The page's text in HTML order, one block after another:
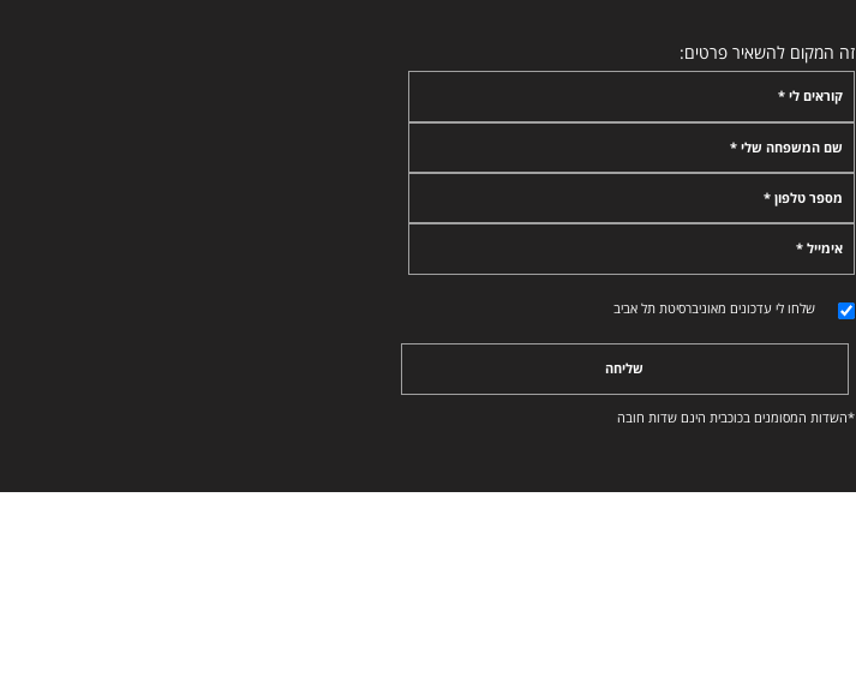
זה המקום להשאיר פרטים:
קוראים לי *
שם המשפחה שלי *
מספר טלפון *
אימייל *
שלחו לי עדכונים מאוניברסיטת תל אביב
שליחה
*השדות המסומנים בכוכבית הינם שדות חובה